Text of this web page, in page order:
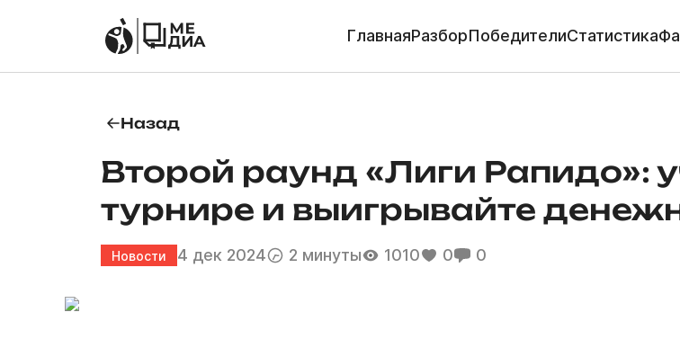
ГлавнаяРазборПобедителиСтатистика
Назад
Второй раунд «Лиги Рапидо»:
турнире и выигрывайте
Новости 4 дек 2024 2 минуты 1010 0 0